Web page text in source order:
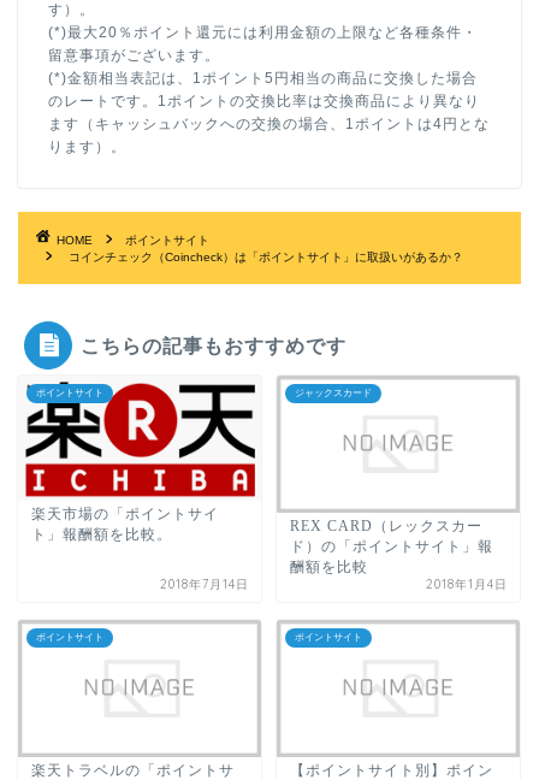
す）。
(*)最大20％ポイント還元には利用金額の上限など各種条件・
留意事項がございます。
(*)金額相当表記は、1ポイント5円相当の商品に交換した場合
のレートです。1ポイントの交換比率は交換商品により異なり
ます（キャッシュバックへの交換の場合、1ポイントは4円とな
ります）。
HOME
ポイントサイト
コインチェック（Coincheck）は「ポイントサイト」に取扱いがあるか？
こちらの記事もおすすめです
ポイントサイト
楽天市場の「ポイントサイ
ト」報酬額を比較。
2018年7月14日
ジャックスカード
REX CARD（レックスカー
ド）の「ポイントサイト」報
酬額を比較
2018年1月4日
ポイントサイト
楽天トラベルの「ポイントサ
ポイントサイト
【ポイントサイト別】ポイン